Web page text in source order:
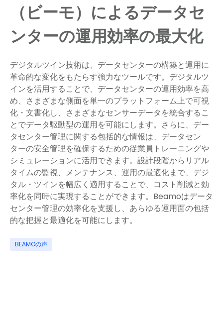
（ビーモ）によるデータセ
ンターの運用効率の最大化
デジタルツイン技術は、データセンターの構築と運用に
革命的な変化をもたらす強力なツールです。デジタルツ
インを活用することで、データセンターの運用効率を高
め、さまざまな側面を単一のプラットフォーム上で可視
化・文書化し、さまざまなセンサーデータを統合するこ
とでデータ駆動型の運用を可能にします。さらに、デー
タセンター管理に関する包括的な情報は、データセン
ターの安全管理を確保するための従業員トレーニングや
シミュレーションに活用できます。設計段階からリアル
タイムの監視、メンテナンス、運用の最適化まで、デジ
タル・ツインを幅広く適用することで、コスト削減と効
率化を同時に実現することができます。Beamoはデータ
センター管理の効率化を支援し、あらゆる運用面の包括
的な把握と最適化を可能にします。
BEAMOの声